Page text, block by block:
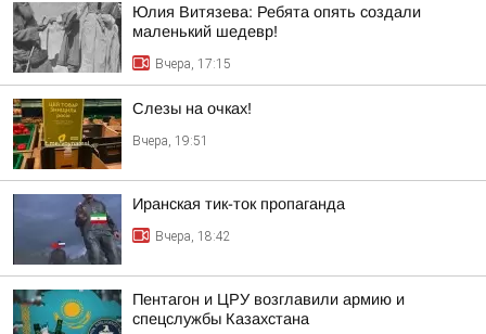
Юлия Витязева: Ребята опять создали
маленький шедевр!
Вчера, 17:15
Слезы на очках!
Вчера, 19:51
Иранская тик-ток пропаганда
Вчера, 18:42
Пентагон и ЦРУ возглавили армию и
спецслужбы Казахстана